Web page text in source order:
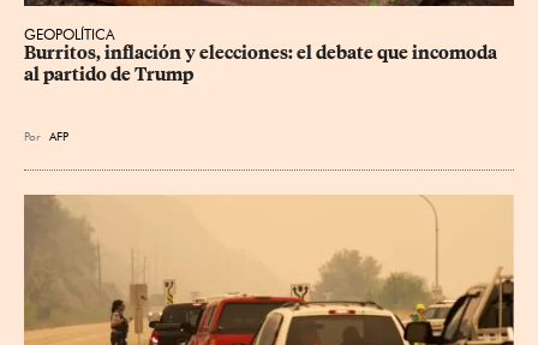
GEOPOLÍTICA
Burritos, inflación y elecciones: el debate que incomoda
al partido de Trump
Por AFP